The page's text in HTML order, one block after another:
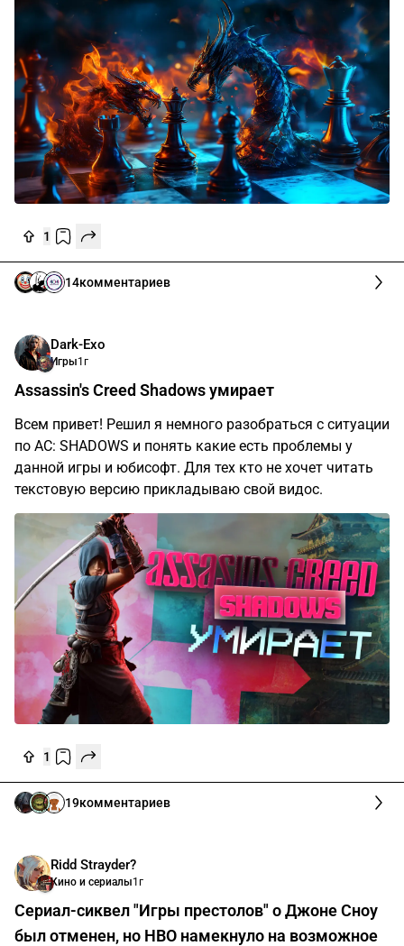
1
14комментариев
Dark-Exo
Игры1г
Assassin's Creed Shadows умирает
Всем привет! Решил я немного разобраться с ситуации
по AC: SHADOWS и понять какие есть проблемы у
данной игры и юбисофт. Для тех кто не хочет читать
текстовую версию прикладываю свой видос.
1
19комментариев
Ridd Strayder?
Кино и сериалы1г
Сериал-сиквел "Игры престолов" о Джоне Сноу
был отменен, но HBO намекнуло на возможное